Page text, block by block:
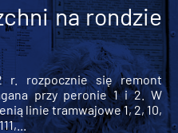
na rondzie
r. rozpocznie się remont
przy peronie 1 i 2. W
linie tramwajowe 1, 2, 10,